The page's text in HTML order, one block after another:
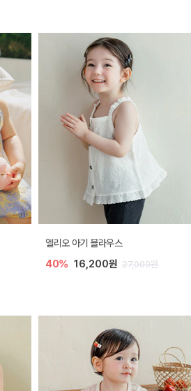
엘리오 아기 블라우스
40% 16,200원 27,000원